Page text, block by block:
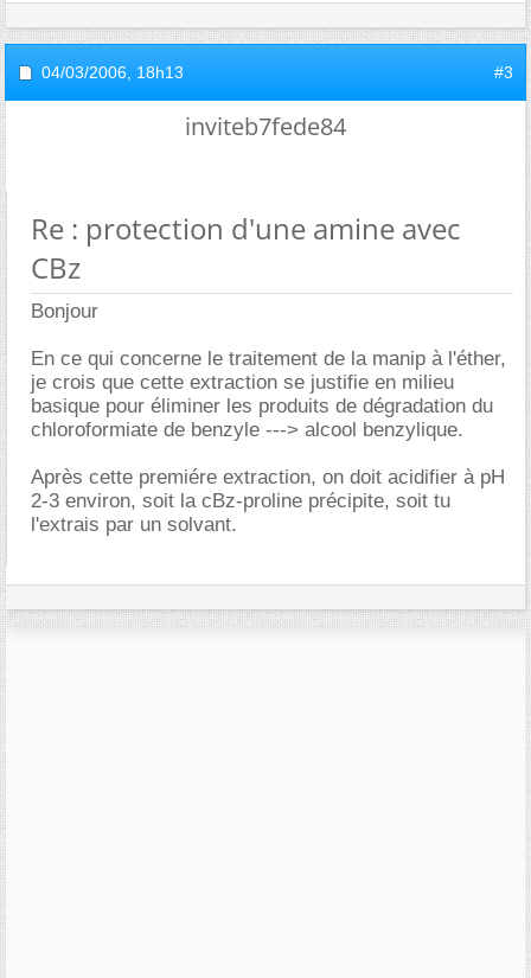
04/03/2006, 18h13 #3
inviteb7fede84
Re : protection d'une amine avec
CBz
Bonjour
En ce qui concerne le traitement de la manip à l'éther,
je crois que cette extraction se justifie en milieu
basique pour éliminer les produits de dégradation du
chloroformiate de benzyle ---> alcool benzylique.
Après cette premiére extraction, on doit acidifier à pH
2-3 environ, soit la cBz-proline précipite, soit tu
l'extrais par un solvant.